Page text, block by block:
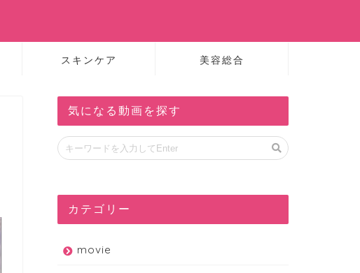
スキンケア 美容総合
気になる動画を探す
カテゴリー
movie